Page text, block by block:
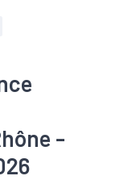
-